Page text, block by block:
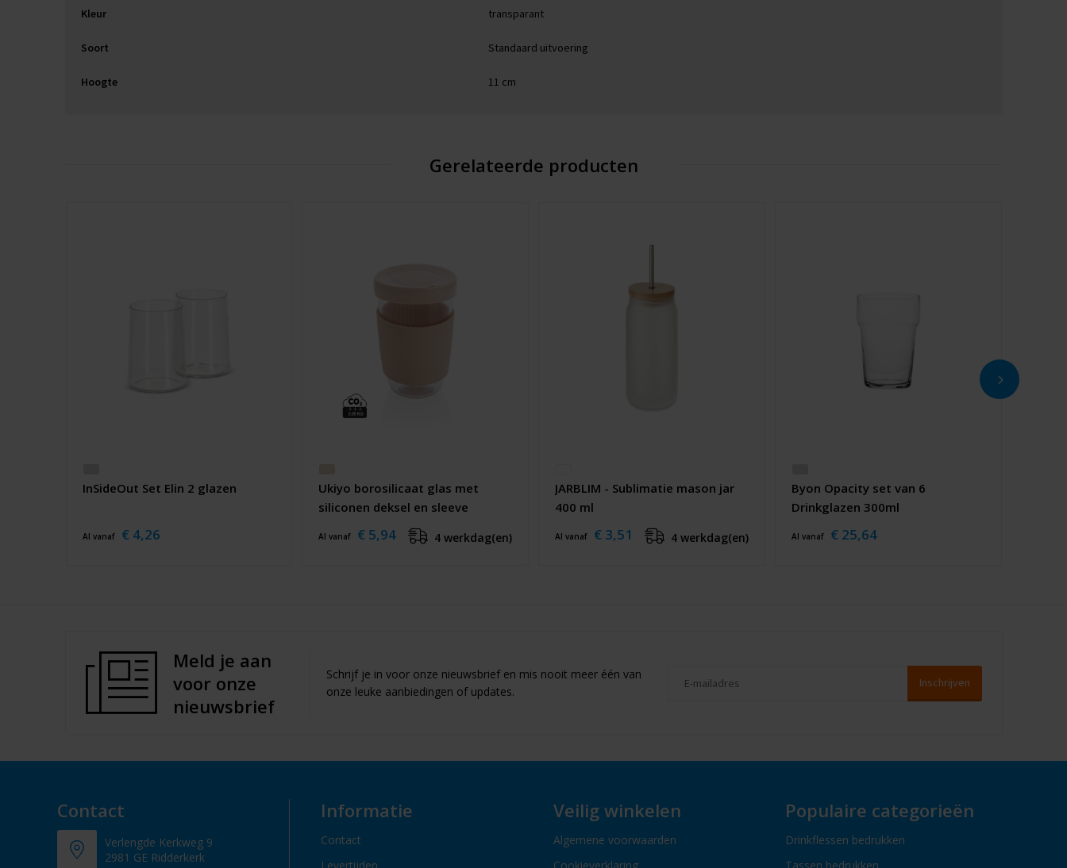
Kleur transparant
Soort Standaard uitvoering
Hoogte 11 cm
Gerelateerde producten
InSideOut Set Elin 2 glazen
Al vanaf € 4,26
Ukiyo borosilicaat glas met
siliconen deksel en sleeve
Al vanaf € 5,94 4 werkdag(en)
JARBLIM - Sublimatie mason jar
400 ml
Al vanaf € 3,51 4 werkdag(en)
Byon Opacity set van 6
Drinkglazen 300ml
Al vanaf € 25,64
Meld je aan
voor onze
nieuwsbrief
Schrijf je in voor onze nieuwsbrief en mis nooit meer één van
onze leuke aanbiedingen of updates.
Contact
Verlengde Kerkweg 9
2981 GE Ridderkerk
Informatie
Contact
Veilig winkelen
Algemene voorwaarden
Populaire categorieën
Drinkflessen bedrukken